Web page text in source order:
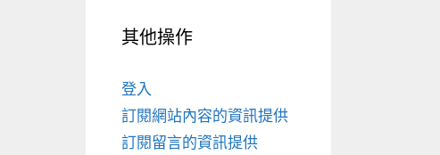
其他操作
登入
訂閱網站內容的資訊提供
訂閱留言的資訊提供